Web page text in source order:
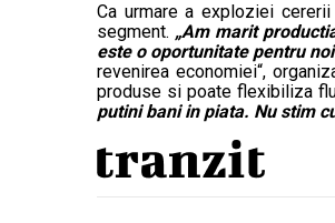
Ca urmare a exploziei
segment. „Am marit
este o oportunitate pentru
revenirea economiei“,
produse si poate flexibiliza
putini bani in piata. Nu stim